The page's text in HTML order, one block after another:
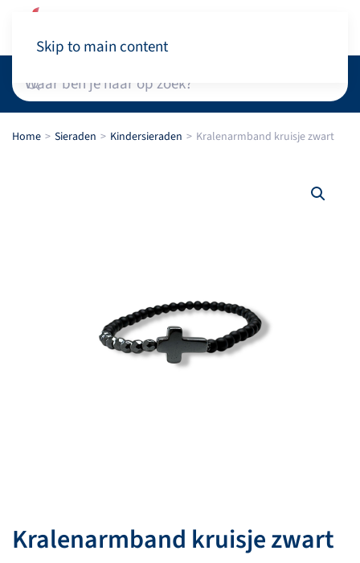
Skip to main content
Home Sieraden Kindersieraden Kralenarmband kruisje zwart
Kralenarmband kruisje zwart